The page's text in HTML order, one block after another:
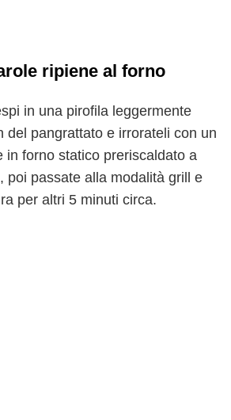
ripiene al forno
in una pirofila leggermente
del pangrattato e irrorateli con un
in forno statico preriscaldato a
poi passate alla modalità grill e
per altri 5 minuti circa.